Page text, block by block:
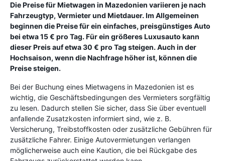
Die Preise für Mietwagen in Mazedonien variieren je nach
Fahrzeugtyp, Vermieter und Mietdauer. Im Allgemeinen
beginnen die Preise für ein einfaches, preisgünstiges Auto
bei etwa 15 € pro Tag. Für ein größeres Luxusauto kann
dieser Preis auf etwa 30 € pro Tag steigen. Auch in der
Hochsaison, wenn die Nachfrage höher ist, können die
Preise steigen.
Bei der Buchung eines Mietwagens in Mazedonien ist es
wichtig, die Geschäftsbedingungen des Vermieters sorgfältig
zu lesen. Dadurch stellen Sie sicher, dass Sie über eventuell
anfallende Zusatzkosten informiert sind, wie z. B.
Versicherung, Treibstoffkosten oder zusätzliche Gebühren für
zusätzliche Fahrer. Einige Autovermietungen verlangen
möglicherweise auch eine Kaution, die bei Rückgabe des